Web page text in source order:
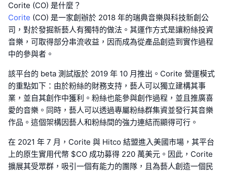
Corite (CO) 是什麼？
Corite (CO) 是一家創辦於 2018 年的瑞典音樂與科技新創公
司，對於發掘新藝人有獨特的做法。其運作方式是讓粉絲投資
音樂，可取得部分串流收益，因而成為從產品創造到實作過程
中的參與者。
該平台的 beta 測試版於 2019 年 10 月推出。Corite 營運模式
的重點如下：由於粉絲的財務支持，藝人可以獨立建構其事
業，並自其創作中獲利。粉絲也能參與創作過程，並且推廣喜
愛的音樂。同時，藝人可以透過專屬粉絲群集資並發行其音樂
作品。這個架構因藝人和粉絲間的強力連結而顯得可行。
在 2021 年 7 月，Corite 與 Hitco 結盟進入美國市場，其平台
上的原生實用代幣 $CO 成功募得 220 萬美元。因此，Corite
擴展其受眾群，吸引一個有能力的團隊，且為藝人創造一個民